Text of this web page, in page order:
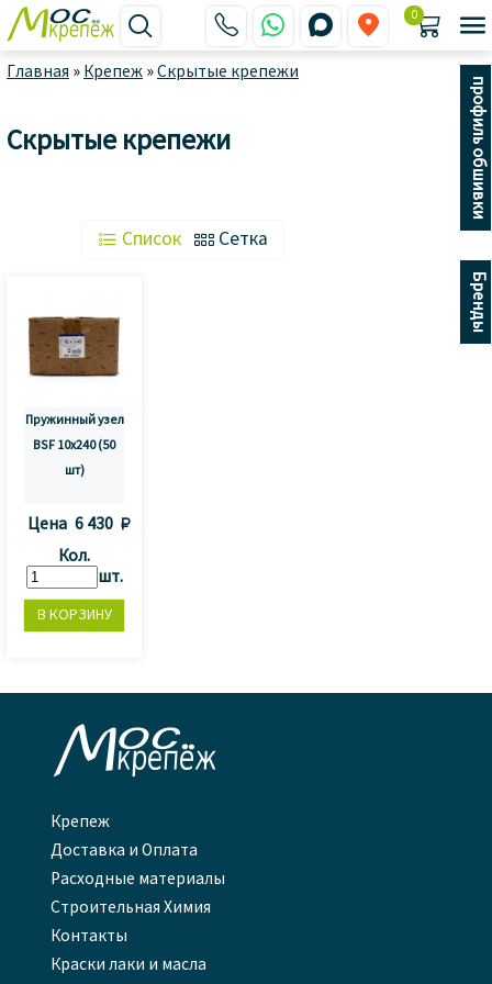
    
0 
Главная » Крепеж »Скрытые крепежи
профиль обшивки
Бренды
Скрытые крепежи
 Список  Сетка
Пружинный узел
BSF 10х240 (50
шт)
Цена 6 430 
Кол.
шт.

Крепеж
Доставка и Оплата
Расходные материалы
Строительная Химия
Контакты
Краски лаки и масла